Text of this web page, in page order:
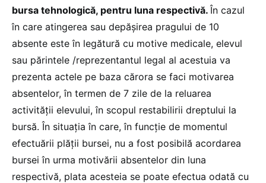
bursa tehnologică, pentru luna respectivă. În cazul
în care atingerea sau depășirea pragului de 10
absente este în legătură cu motive medicale, elevul
sau părintele /reprezentantul legal al acestuia va
prezenta actele pe baza cărora se faci motivarea
absentelor, în termen de 7 zile de la reluarea
activității elevului, în scopul restabilirii dreptului la
bursă. În situația în care, în funcție de momentul
efectuării plății bursei, nu a fost posibilă acordarea
bursei în urma motivării absentelor din luna
respectivă, plata acesteia se poate efectua odată cu